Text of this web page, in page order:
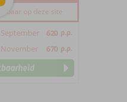
op deze site
September 620 p.p.
November 670 p.p.